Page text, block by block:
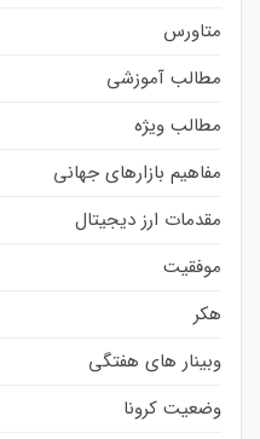
متاورس
مطالب آموزشی
مطالب ویژه
مفاهیم بازارهای جهانی
مقدمات ارز دیجیتال
موفقیت
هکر
وبینار های هفتگی
وضعیت کرونا